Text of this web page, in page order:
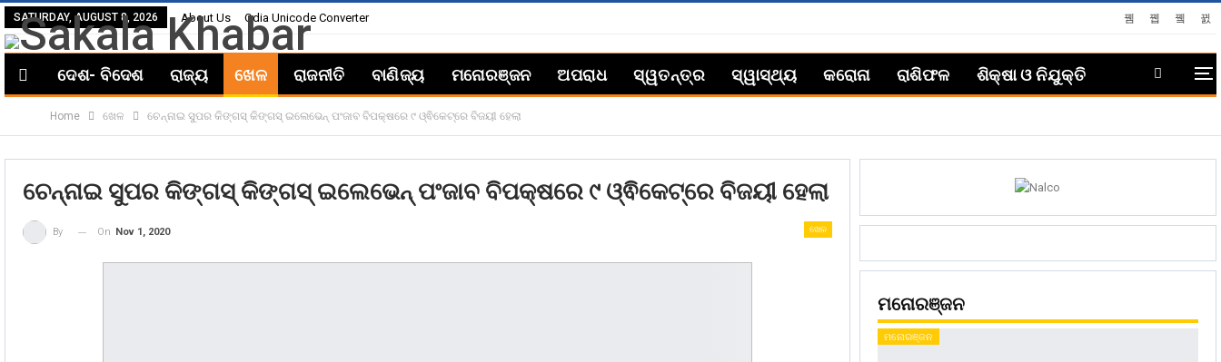
SATURDAY, AUGUST 8, 2026 About Us Odia Unicode Converter
ଦେଶ- ବିଦେଶ ରାଜ୍ୟ ଖେଳ ରାଜନୀତି ବାଣିଜ୍ୟ ମନୋରଞ୍ଜନ ଅପରାଧ ସ୍ୱତନ୍ତ୍ର ସ୍ୱାସ୍ଥ୍ୟ କରୋନା ରାଶିଫଳ ଶିକ୍ଷା ଓ ନିଯୁକ୍ତି
Home ଖେଳ ଚେନ୍ନାଇ ସୁପର କିଙ୍ଗସ୍ କିଙ୍ଗସ୍‌ ଇଲେଭେନ୍‌ ପଂଜାବ ବିପକ୍ଷରେ ୯ ଓ୍ଵିକେଟ୍‌ରେ ବିଜୟୀ ହେଲା
ଚେନ୍ନାଇ ସୁପର କିଙ୍ଗସ୍ କିଙ୍ଗସ୍‌ ଇଲେଭେନ୍‌ ପଂଜାବ ବିପକ୍ଷରେ ୯ ଓ୍ଵିକେଟ୍‌ରେ ବିଜୟୀ ହେଲା
ଖେଳ
By On Nov 1, 2020
ମନୋରଞ୍ଜନ
ମନୋରଞ୍ଜନ